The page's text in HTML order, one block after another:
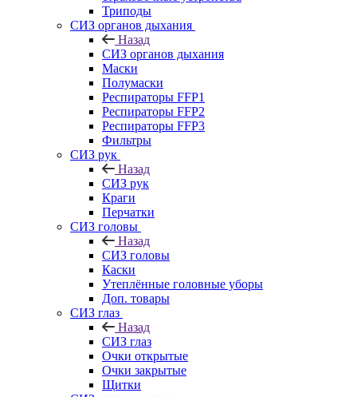
Триподы
СИЗ органов дыхания
Назад
СИЗ органов дыхания
Маски
Полумаски
Респираторы FFP1
Респираторы FFP2
Респираторы FFP3
Фильтры
СИЗ рук
Назад
СИЗ рук
Краги
Перчатки
СИЗ головы
Назад
СИЗ головы
Каски
Утеплённые головные уборы
Доп. товары
СИЗ глаз
Назад
СИЗ глаз
Очки открытые
Очки закрытые
Щитки